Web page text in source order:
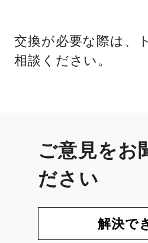
交換が必要な際は、
相談ください。
ご意見をお
ださい
解決で